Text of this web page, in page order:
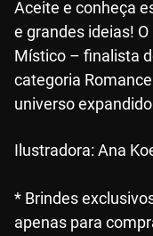
Aceite e conheça
e grandes ideias!
Místico – finalista
categoria
universo
Ilustradora: Ana
* Brindes
apenas para